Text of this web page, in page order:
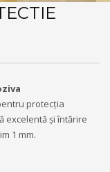
protecția
excelentă și întărire
1 mm.